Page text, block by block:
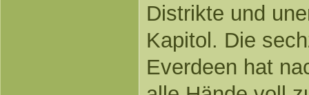
Distrikte und
Kapitol. Die
Everdeen hat